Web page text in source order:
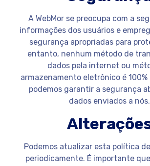
A WebMor se preocupa com a
informações dos usuários e
segurança apropriadas para
entanto, nenhum método de
dados pela internet ou
armazenamento eletrônico é 100%
podemos garantir a segurança
dados enviados a nós.
Podemos atualizar esta política
periodicamente. É importante